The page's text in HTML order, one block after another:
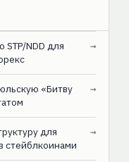
STP/NDD для
→
«Битву
→
для
стейблкоинами
→